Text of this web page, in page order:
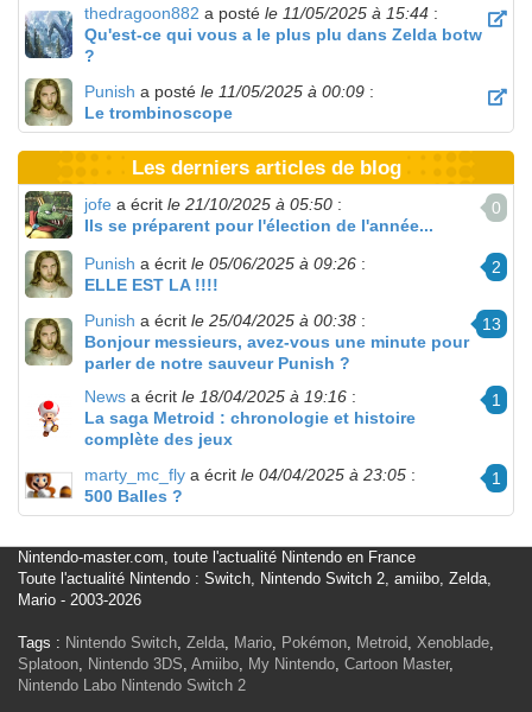
thedragoon882 a posté le 11/05/2025 à 15:44 :
Qu'est-ce qui vous a le plus plu dans Zelda botw
?
Punish a posté le 11/05/2025 à 00:09 :
Le trombinoscope
Les derniers articles de blog
0
jofe a écrit le 21/10/2025 à 05:50 :
Ils se préparent pour l'élection de l'année...
2
Punish a écrit le 05/06/2025 à 09:26 :
ELLE EST LA !!!!
13
Punish a écrit le 25/04/2025 à 00:38 :
Bonjour messieurs, avez-vous une minute pour
parler de notre sauveur Punish ?
1
News a écrit le 18/04/2025 à 19:16 :
La saga Metroid : chronologie et histoire
complète des jeux
1
marty_mc_fly a écrit le 04/04/2025 à 23:05 :
500 Balles ?
Nintendo-master.com, toute l'actualité Nintendo en France
Toute l'actualité Nintendo : Switch, Nintendo Switch 2, amiibo, Zelda,
Mario - 2003-2026
Tags : Nintendo Switch, Zelda, Mario, Pokémon, Metroid, Xenoblade,
Splatoon, Nintendo 3DS, Amiibo, My Nintendo, Cartoon Master,
Nintendo Labo Nintendo Switch 2